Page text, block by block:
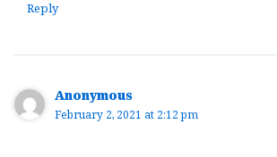
Reply
Anonymous
February 2, 2021 at 2:12 pm